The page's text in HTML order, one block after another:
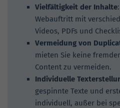
Vielfältigkeit der Inhalte
Webauftritt mit
Videos, PDFs und
Vermeidung von
mieten Sie keine
Content zu vermeiden.
Individuelle
gespinnte Texte und
individuell, außer bei